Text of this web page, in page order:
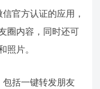
官方认证的应用，
圈内容，同时还可
照片。
括一键转发朋友